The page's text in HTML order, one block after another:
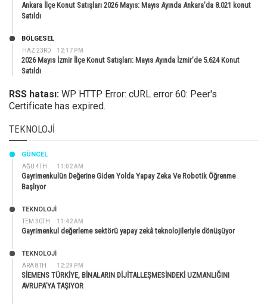
Ankara İlçe Konut Satışları 2026 Mayıs: Mayıs Ayında Ankara’da 8.021 konut
Satıldı
HAZ 23RD 12:17 PM
BÖLGESEL
2026 Mayıs İzmir İlçe Konut Satışları: Mayıs Ayında İzmir’de 5.624 Konut
Satıldı
RSS hatası: WP HTTP Error: cURL error 60: Peer's
Certificate has expired.
TEKNOLOJI
AĞU 4TH 11:02 AM
GÜNCEL
Gayrimenkulün Değerine Giden Yolda Yapay Zeka Ve Robotik Öğrenme
Başlıyor
TEM 30TH 11:42 AM
TEKNOLOJİ
Gayrimenkul değerleme sektörü yapay zekâ teknolojileriyle dönüşüyor
ARA 8TH 12:29 PM
TEKNOLOJİ
SİEMENS TÜRKİYE, BİNALARIN DİJİTALLEŞMESİNDEKİ UZMANLIĞINI
AVRUPA’YA TAŞIYOR